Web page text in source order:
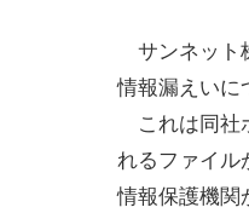
サンネット
情報漏えいに
これは同社
れるファイル
情報保護機関